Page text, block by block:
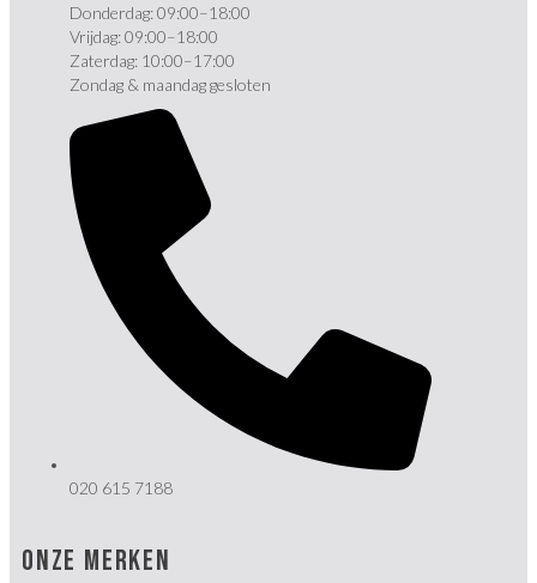
Donderdag: 09:00–18:00
Vrijdag: 09:00–18:00
Zaterdag: 10:00–17:00
Zondag & maandag gesloten
020 615 7188
ONZE MERKEN